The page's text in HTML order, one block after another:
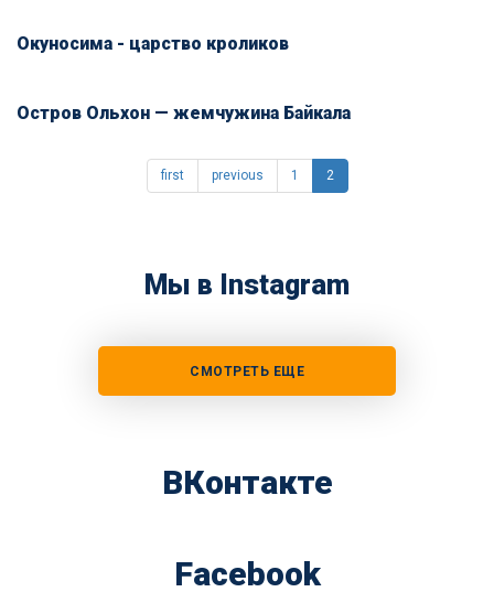
Окуносима - царство кроликов
Остров Ольхон — жемчужина Байкала
first previous 1 2
Мы в Instagram
СМОТРЕТЬ ЕЩЕ
ВКонтакте
Facebook